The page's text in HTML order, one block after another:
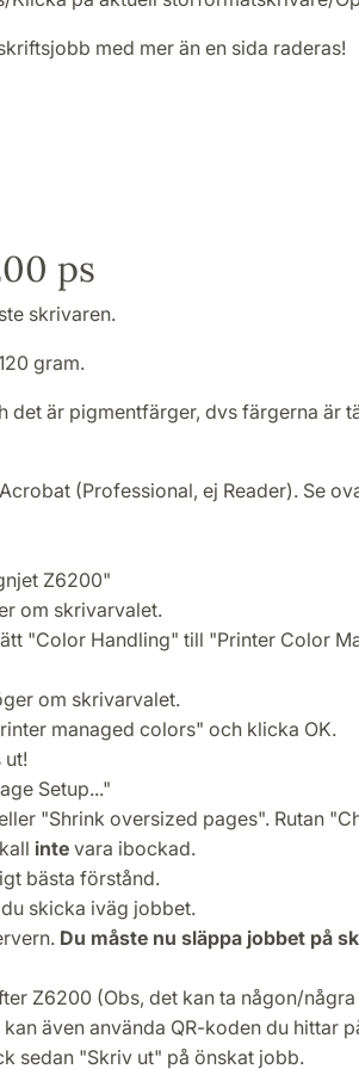
med mer än en sida raderas!
ps
skrivaren.
gram.
det är pigmentfärger, dvs färgerna är
(Professional, ej Reader). Se
Z6200"
om skrivarvalet.
"Color Handling" till "Printer Color
om skrivarvalet.
managed colors" och klicka OK.
ut!
Setup..."
"Shrink oversized pages". Rutan
inte vara ibockad.
bästa förstånd.
skicka iväg jobbet.
Du måste nu släppa jobbet på
Z6200 (Obs, det kan ta någon/
även använda QR-koden du hittar
sedan "Skriv ut" på önskat jobb.